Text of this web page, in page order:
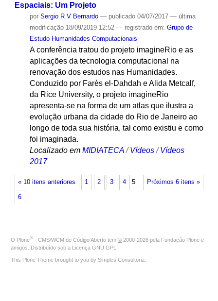
Espaciais: Um Projeto
por Sergio R V Bernardo — publicado04/07/2017 — última
modificação18/09/2019 12:52 — registrado em: Grupo de
Estudo Humanidades Computacionais
A conferência tratou do projeto imagineRio e as
aplicações da tecnologia computacional na
renovação dos estudos nas Humanidades.
Conduzido por Farès el-Dahdah e Alida Metcalf,
da Rice University, o projeto imagineRio
apresenta-se na forma de um atlas que ilustra a
evolução urbana da cidade do Rio de Janeiro ao
longo de toda sua história, tal como existiu e como
foi imaginada.
Localizado em MIDIATECA /Vídeos /Vídeos
2017
« 10 itens anteriores Próximos 6 itens »
1 2 3 4 5
6
O Plone® - CMS/WCM de Código Aberto tem © 2000-2026 pela Fundação Plone e
amigos. Distribuído sob a Licença GNU GPL
This Plone Theme brought to you by Simples Consultoria